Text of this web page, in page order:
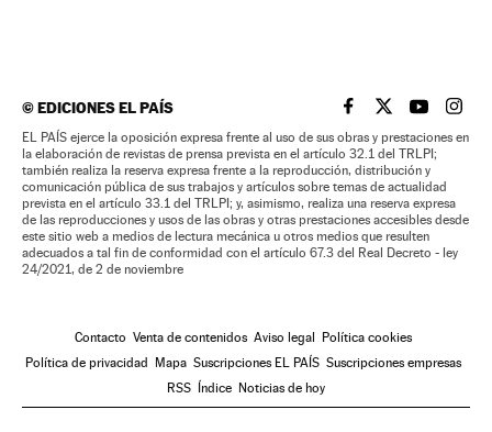
©EDICIONES EL PAÍS EL PAÍS BRASIL EN
EL PAÍSEL PAÍS
EL
EL PAÍS ejerce la oposición expresa frente al uso de sus obras y prestaciones en
la elaboración de revistas de prensa prevista en el artículo 32.1 del TRLPI;
también realiza la reserva expresa frente a la reproducción, distribución y
comunicación pública de sus trabajos y artículos sobre temas de actualidad
prevista en el artículo 33.1 del TRLPI; y, asimismo, realiza una reserva expresa
de las reproducciones y usos de las obras y otras prestaciones accesibles desde
este sitio web a medios de lectura mecánica u otros medios que resulten
adecuados a tal fin de conformidad con el artículo 67.3 del Real Decreto - ley
24/2021, de 2 de noviembre
Contacto Venta de contenidos Aviso legal
Política cookies
Política de privacidad
Mapa Suscripciones EL PAÍS Suscripciones empresas
RSS
Índice Noticias de hoy